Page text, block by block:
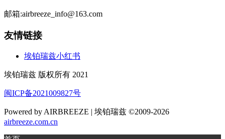
邮箱:airbreeze_info@163.com
友情链接
埃铂瑞兹小红书
埃铂瑞兹 版权所有 2021
闽ICP备2021009827号
Powered by AIRBREEZE | 埃铂瑞兹 ©2009-2026
airbreeze.com.cn